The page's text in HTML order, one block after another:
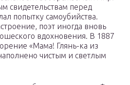
свидетельствам перед
попытку самоубийства.
поэт иногда вновь
вдохновения. В 1887
«Мама! Глянь-ка из
чистым и светлым